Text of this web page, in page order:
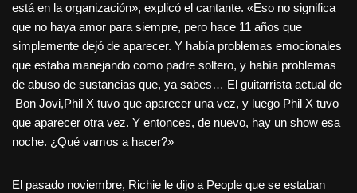
está en la organización», explicó el cantante. «Eso no significa
que no haya amor para siempre, pero hace 11 años que
simplemente dejó de aparecer. Y había problemas emocionales
que estaba manejando como padre soltero, y había problemas
de abuso de sustancias que, ya sabes… El guitarrista actual de
Bon Jovi,Phil X tuvo que aparecer una vez, y luego Phil X tuvo
que aparecer otra vez. Y entonces, de nuevo, hay un show esa
noche. ¿Qué vamos a hacer?»
El pasado noviembre, Richie le dijo a People que se estaban